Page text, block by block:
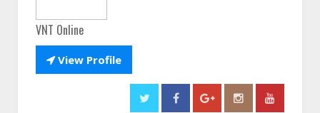
VNT Online
View Profile